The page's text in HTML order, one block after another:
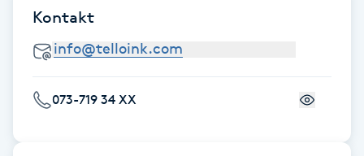
Fransförlängning Megavolym
Fransförlängning Volym
Fransk manikyr
Fransrengöring
Kontakt
073-719 34 XX